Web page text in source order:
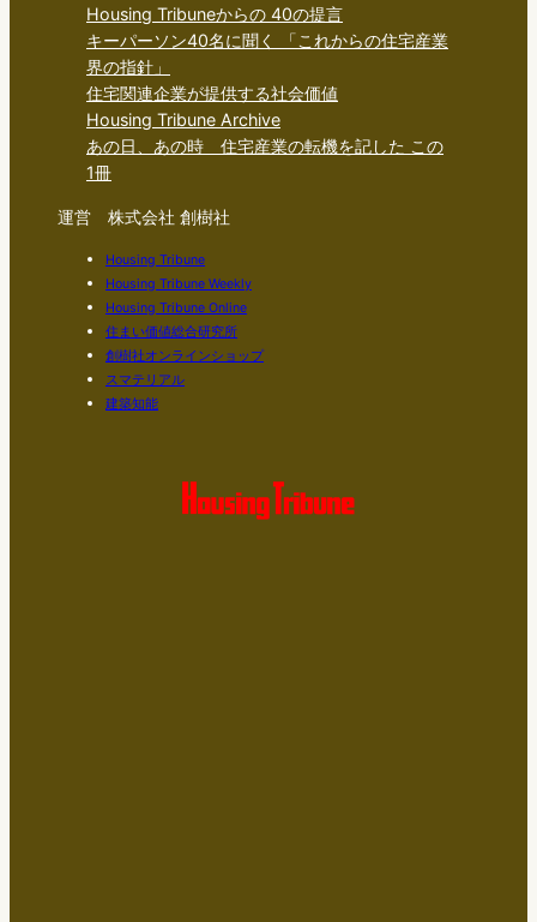
Housing Tribuneからの 40の提言
キーパーソン40名に聞く 「これからの住宅産業
界の指針」
住宅関連企業が提供する社会価値
Housing Tribune Archive
あの日、あの時 住宅産業の転機を記した この
1冊
運営 株式会社 創樹社
Housing Tribune
Housing Tribune Weekly
Housing Tribune Online
住まい価値総合研究所
創樹社オンラインショップ
スマテリアル
建築知能